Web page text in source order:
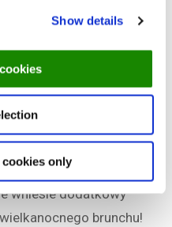
Show details
cookies only
Dlaczego nie dodać
brunchu? Możesz
i
potrawami
Dodanie opcji
w Twojej
gości. Kilka żonkili
wniesie dodatkowy
brunchu!